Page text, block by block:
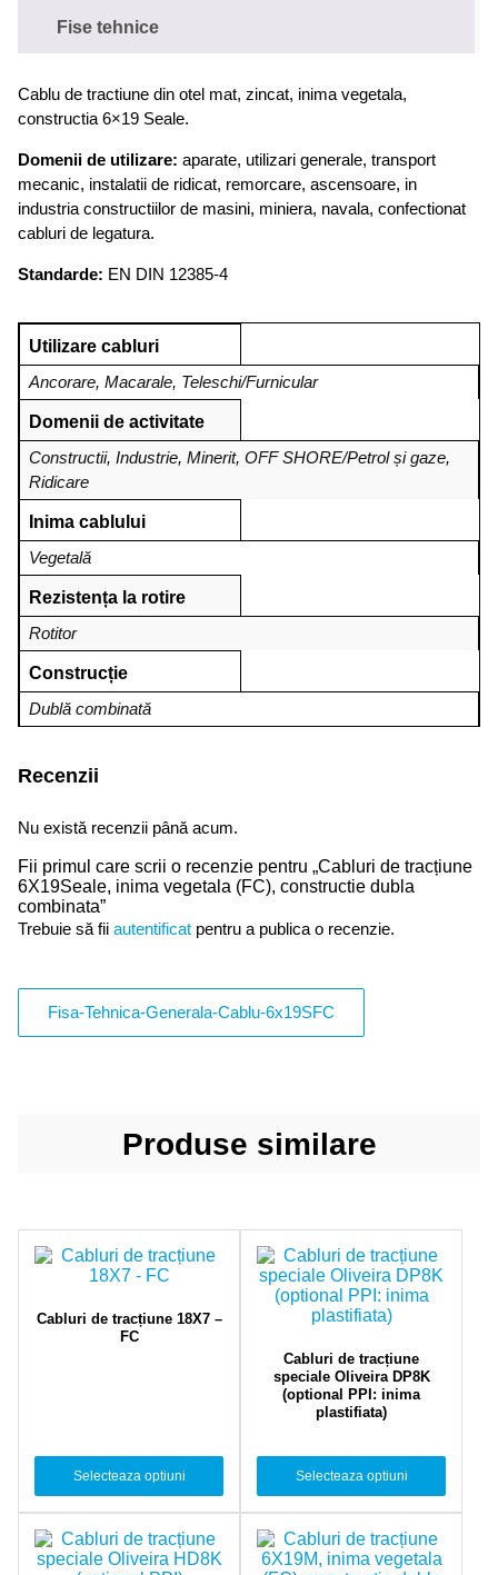
Fise tehnice
Cablu de tractiune din otel mat, zincat, inima vegetala,
constructia 6×19 Seale.
Domenii de utilizare: aparate, utilizari generale, transport
mecanic, instalatii de ridicat, remorcare, ascensoare, in
industria constructiilor de masini, miniera, navala, confectionat
cabluri de legatura.
Standarde: EN DIN 12385-4
Utilizare cabluri
Ancorare, Macarale, Teleschi/Furnicular
Domenii de activitate
Constructii, Industrie, Minerit, OFF SHORE/Petrol și gaze,
Ridicare
Inima cablului
Vegetală
Rezistența la rotire
Rotitor
Construcție
Dublă combinată
Recenzii
Nu există recenzii până acum.
Fii primul care scrii o recenzie pentru „Cabluri de tracțiune
6X19Seale, inima vegetala (FC), constructie dubla
combinata”
Trebuie să fii autentificat pentru a publica o recenzie.
Fisa-Tehnica-Generala-Cablu-6x19SFC
Produse similare
Cabluri de tracțiune 18X7 –
FC
Selecteaza optiuni
Cabluri de tracțiune
speciale Oliveira DP8K
(optional PPI: inima
plastifiata)
Selecteaza optiuni